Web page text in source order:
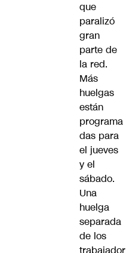
que
paralizó
gran
parte de
la red.
Más
huelgas
están
programa
das para
el jueves
y el
sábado.
Una
huelga
separada
de los